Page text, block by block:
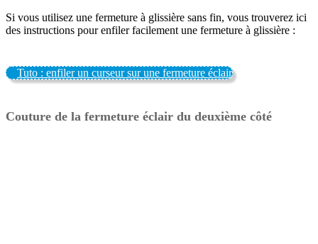
Si vous utilisez une fermeture à glissière sans fin, vous trouverez ici
des instructions pour enfiler facilement une fermeture à glissière :
Tuto : enfiler un curseur sur une fermeture éclair
Couture de la fermeture éclair du deuxième côté